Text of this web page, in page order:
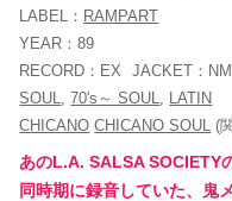
LABEL： RAMPART
YEAR：89
RECORD： EX JACKET： NM
SOUL,70's～ SOUL, LATIN
CHICANO CHICANO SOUL (
あのL.A. SALSA SOCIETY
同時期に録音していた、鬼